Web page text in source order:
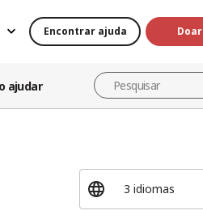
Encontrar ajuda Doar
ajudar